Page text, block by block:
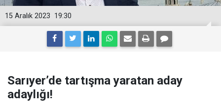
19:30
15 Aralık 2023
Sarıyer’de tartışma yaratan aday
adaylığı!